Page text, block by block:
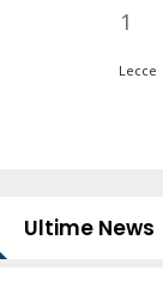
1
Lecce
Ultime News